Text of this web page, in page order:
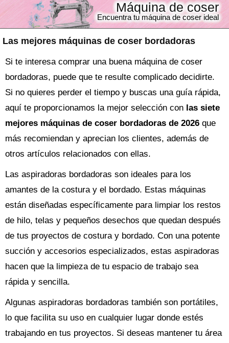
Las mejores máquinas de coser bordadoras
Máquina de coser
Encuentra tu máquina de coser ideal
Si te interesa comprar una buena máquina de coser
bordadoras, puede que te resulte complicado decidirte.
Si no quieres perder el tiempo y buscas una guía rápida,
aquí te proporcionamos la mejor selección con las siete
mejores máquinas de coser bordadoras de 2026 que
más recomiendan y aprecian los clientes, además de
otros artículos relacionados con ellas.
Las aspiradoras bordadoras son ideales para los
amantes de la costura y el bordado. Estas máquinas
están diseñadas específicamente para limpiar los restos
de hilo, telas y pequeños desechos que quedan después
de tus proyectos de costura y bordado. Con una potente
succión y accesorios especializados, estas aspiradoras
hacen que la limpieza de tu espacio de trabajo sea
rápida y sencilla.
Algunas aspiradoras bordadoras también son portátiles,
lo que facilita su uso en cualquier lugar donde estés
trabajando en tus proyectos. Si deseas mantener tu área